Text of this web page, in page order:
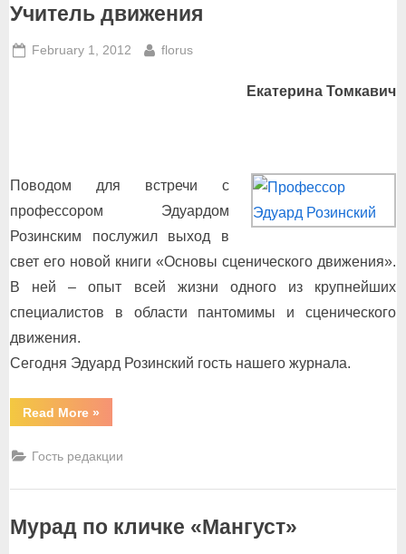
Учитель движения
Posted
February 1, 2012 By
florus
Екатерина Томкавич
Поводом для встречи с
профессором Эдуардом
Розинским послужил выход в
свет его новой книги «Основы сценического движения».
В ней – опыт всей жизни одного из крупнейших
специалистов в области пантомимы и сценического
движения.
Сегодня Эдуард Розинский гость нашего журнала.
Read More“Учитель
движения”
»
Гость редакции
Мурад по кличке «Мангуст»